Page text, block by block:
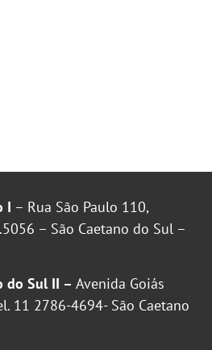
I – Rua São Paulo 110,
– São Caetano do Sul –
do Sul II – Avenida Goiás
11 2786-4694- São Caetano